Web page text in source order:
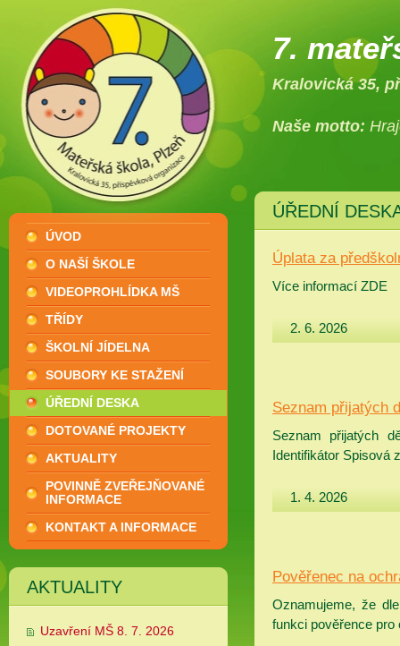
7.
Kralovická 35,
Naše motto:
ÚŘEDNÍ
Úplata za
Více informací ZDE
2. 6. 2026
Seznam přijatých
Seznam přijatých
Identifikátor Spisová
1. 4. 2026
Pověřenec na
Oznamujeme, že
funkci pověřence
ÚVOD
O NAŠÍ ŠKOLE
VIDEOPROHLÍDKA MŠ
TŘÍDY
ŠKOLNÍ JÍDELNA
SOUBORY KE STAŽENÍ
ÚŘEDNÍ DESKA
DOTOVANÉ PROJEKTY
AKTUALITY
POVINNĚ ZVEŘEJŇOVANÉ
INFORMACE
KONTAKT A INFORMACE
AKTUALITY
Uzavření MŠ 8. 7. 2026